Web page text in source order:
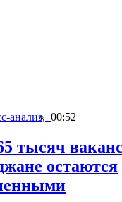
анализ, 00:52
тысяч
остаются